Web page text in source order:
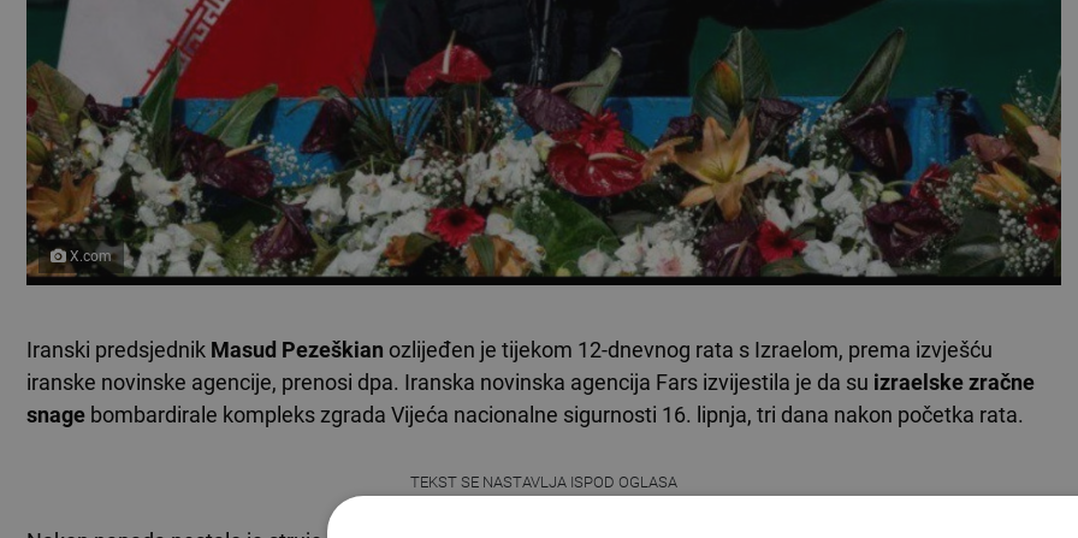
X.com
Iranski predsjednik Masud Pezeškian ozlijeđen je tijekom 12-dnevnog rata s Izraelom, prema izvješću
iranske novinske agencije, prenosi dpa. Iranska novinska agencija Fars izvijestila je da su izraelske zračne
snage bombardirale kompleks zgrada Vijeća nacionalne sigurnosti 16. lipnja, tri dana nakon početka rata.
TEKST SE NASTAVLJA ISPOD OGLASA